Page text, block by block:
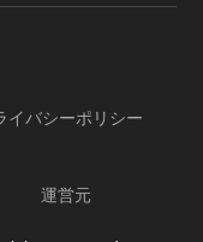
イバシーポリシー
運営元